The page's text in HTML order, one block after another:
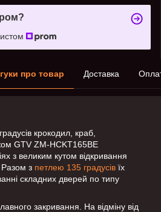
про товар Доставка
крокодил, краб,
GTV ZM-HCKT165BE
з великим кутом відкривання
Разом з петлею 135 градусів їх
складних дверей по типу
закривання. На відміну від